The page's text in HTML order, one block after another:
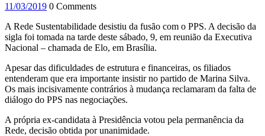
11/03/2019 0 Comments
A Rede Sustentabilidade desistiu da fusão com o PPS. A decisão da
sigla foi tomada na tarde deste sábado, 9, em reunião da Executiva
Nacional – chamada de Elo, em Brasília.
Apesar das dificuldades de estrutura e financeiras, os filiados
entenderam que era importante insistir no partido de Marina Silva.
Os mais incisivamente contrários à mudança reclamaram da falta de
diálogo do PPS nas negociações.
A própria ex-candidata à Presidência votou pela permanência da
Rede, decisão obtida por unanimidade.